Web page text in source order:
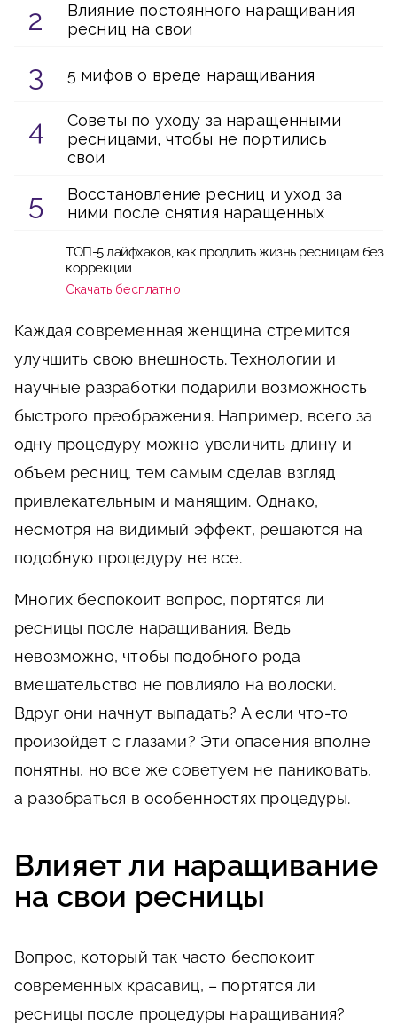
Влияние постоянного наращивания
ресниц на свои
5 мифов о вреде наращивания
Советы по уходу за наращенными
ресницами, чтобы не портились
свои
Восстановление ресниц и уход за
ними после снятия наращенных
ТОП-5 лайфхаков, как продлить жизнь ресницам без
коррекции
Скачать бесплатно
Каждая современная женщина стремится
улучшить свою внешность. Технологии и
научные разработки подарили возможность
быстрого преображения. Например, всего за
одну процедуру можно увеличить длину и
объем ресниц, тем самым сделав взгляд
привлекательным и манящим. Однако,
несмотря на видимый эффект, решаются на
подобную процедуру не все.
Многих беспокоит вопрос, портятся ли
ресницы после наращивания. Ведь
невозможно, чтобы подобного рода
вмешательство не повлияло на волоски.
Вдруг они начнут выпадать? А если что-то
произойдет с глазами? Эти опасения вполне
понятны, но все же советуем не паниковать,
а разобраться в особенностях процедуры.
Влияет ли наращивание
на свои ресницы
Вопрос, который так часто беспокоит
современных красавиц, – портятся ли
ресницы после процедуры наращивания?